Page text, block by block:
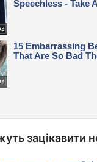
зацікавити